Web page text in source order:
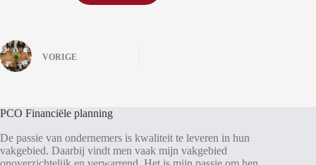
VORIGE
PCO Financiële planning
De passie van ondernemers is kwaliteit te leveren in hun
vakgebied. Daarbij vindt men vaak mijn vakgebied